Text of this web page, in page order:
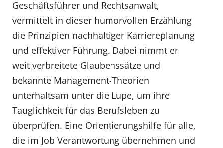
Geschäftsführer und Rechtsanwalt,
vermittelt in dieser humorvollen Erzählung
die Prinzipien nachhaltiger Karriereplanung
und effektiver Führung. Dabei nimmt er
weit verbreitete Glaubenssätze und
bekannte Management-Theorien
unterhaltsam unter die Lupe, um ihre
Tauglichkeit für das Berufsleben zu
überprüfen. Eine Orientierungshilfe für alle,
die im Job Verantwortung übernehmen und